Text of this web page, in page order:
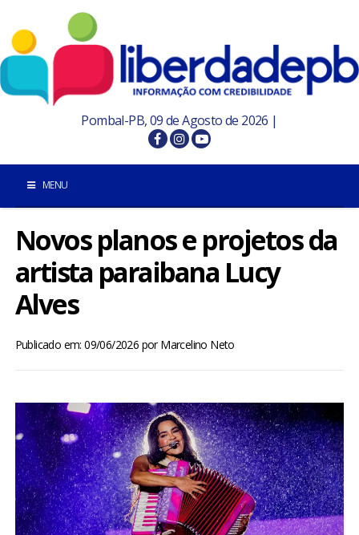
Pombal-PB, 09 de Agosto de 2026 |
MENU
INÍCIO
POMBAL E REGIÃO
BRASIL
MUNDO
ESPORTES
ENTRETENIMENTO
Novos planos e projetos da
artista paraibana Lucy
Alves
Publicado em: 09/06/2026 porMarcelino Neto